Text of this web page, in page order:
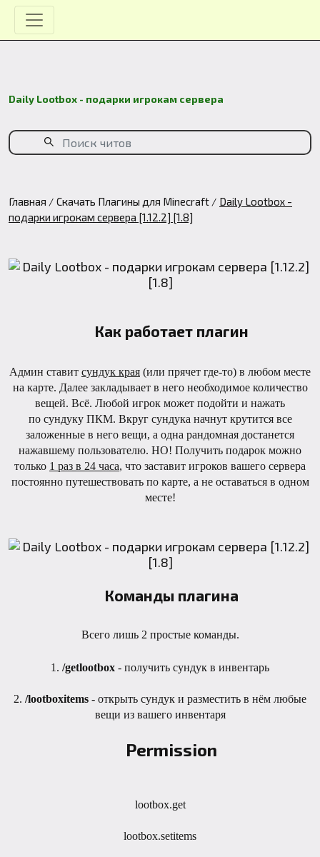
Daily Lootbox - подарки игрокам сервера
Главная Скачать Плагины для Minecraft
Daily Lootbox -
подарки игрокам сервера [1.12.2] [1.8]
Как работает плагин
Админ ставит сундук края (или прячет где-то) в любом месте
на карте. Далее закладывает в него необходимое количество
вещей. Всё. Любой игрок может подойти и нажать
по сундуку ПКМ. Вкруг сундука начнут крутится все
заложенные в него вещи, а одна рандомная достанется
нажавшему пользователю. НО! Получить подарок можно
только 1 раз в 24 часа, что заставит игроков вашего сервера
постоянно путешествовать по карте, а не оставаться в одном
месте!
Команды плагина
Всего лишь 2 простые команды.
1. /getlootbox - получить сундук в инвентарь
2. /lootboxitems - открыть сундук и разместить в нём любые
вещи из вашего инвентаря
Permission
lootbox.get
lootbox.setitems​